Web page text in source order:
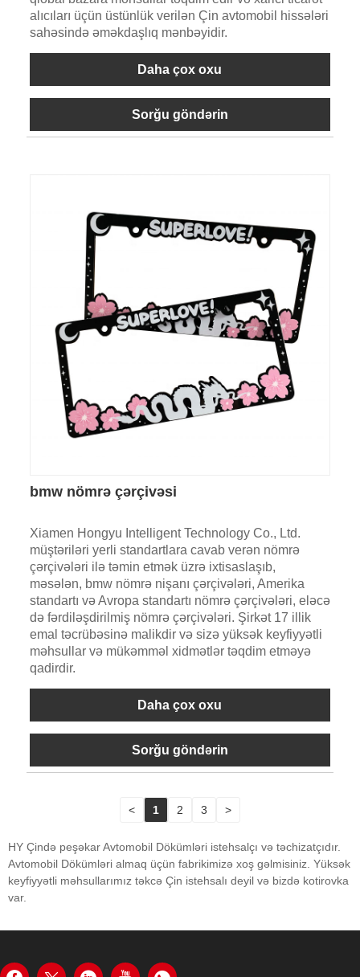
alıcıları üçün üstünlük verilən Çin avtomobil hissələri
sahəsində əməkdaşlıq mənbəyidir.
Daha çox oxu
Sorğu göndərin
bmw nömrə çərçivəsi
Xiamen Hongyu Intelligent Technology Co., Ltd.
müştəriləri yerli standartlara cavab verən nömrə
çərçivələri ilə təmin etmək üzrə ixtisaslaşıb,
məsələn, bmw nömrə nişanı çərçivələri, Amerika
standartı və Avropa standartı nömrə çərçivələri, eləcə
də fərdiləşdirilmiş nömrə çərçivələri. Şirkət 17 illik
emal təcrübəsinə malikdir və sizə yüksək keyfiyyətli
məhsullar və mükəmməl xidmətlər təqdim etməyə
qadirdir.
Daha çox oxu
Sorğu göndərin
< 1 2 3 >
HY Çində peşəkar Avtomobil Dökümləri istehsalçı və təchizatçıdır.
Avtomobil Dökümləri almaq üçün fabrikimizə xoş gəlmisiniz. Yüksək
keyfiyyətli məhsullarımız təkcə Çin istehsalı deyil və bizdə kotirovka
var.